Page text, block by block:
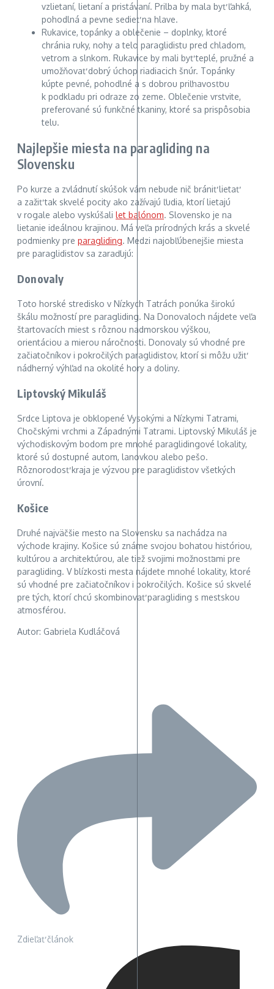
vzlietaní, lietaní a pristávaní. Prilba by mala byť ľahká,
pohodlná a pevne sedieť na hlave.
Rukavice, topánky a oblečenie – doplnky, ktoré
chránia ruky, nohy a telo paraglidistu pred chladom,
vetrom a slnkom. Rukavice by mali byť teplé, pružné a
umožňovať dobrý úchop riadiacich šnúr. Topánky
kúpte pevné, pohodlné a s dobrou priľnavosťou
k podkladu pri odraze zo zeme. Oblečenie vrstvite,
preferované sú funkčné tkaniny, ktoré sa prispôsobia
telu.
Najlepšie miesta na paragliding na
Slovensku
Po kurze a zvládnutí skúšok vám nebude nič brániť lietať
a zažiť tak skvelé pocity ako zažívajú ľudia, ktorí lietajú
v rogale alebo vyskúšali let balónom. Slovensko je na
lietanie ideálnou krajinou. Má veľa prírodných krás a skvelé
podmienky pre paragliding. Medzi najobľúbenejšie miesta
pre paraglidistov sa zaraďujú:
Donovaly
Toto horské stredisko v Nízkych Tatrách ponúka širokú
škálu možností pre paragliding. Na Donovaloch nájdete veľa
štartovacích miest s rôznou nadmorskou výškou,
orientáciou a mierou náročnosti. Donovaly sú vhodné pre
začiatočníkov i pokročilých paraglidistov, ktorí si môžu užiť
nádherný výhľad na okolité hory a doliny.
Liptovský Mikuláš
Srdce Liptova je obklopené Vysokými a Nízkymi Tatrami,
Chočskými vrchmi a Západnými Tatrami. Liptovský Mikuláš je
východiskovým bodom pre mnohé paraglidingové lokality,
ktoré sú dostupné autom, lanovkou alebo pešo.
Rôznorodosť kraja je výzvou pre paraglidistov všetkých
úrovní.
Košice
Druhé najväčšie mesto na Slovensku sa nachádza na
východe krajiny. Košice sú známe svojou bohatou históriou,
kultúrou a architektúrou, ale tiež svojimi možnosťami pre
paragliding. V blízkosti mesta nájdete mnohé lokality, ktoré
sú vhodné pre začiatočníkov i pokročilých. Košice sú skvelé
pre tých, ktorí chcú skombinovať paragliding s mestskou
atmosférou.
Autor: Gabriela Kudláčová
Zdieľať článok